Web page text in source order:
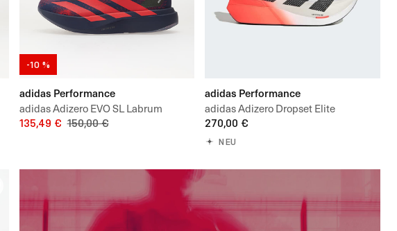
-10 %
adidas Performance
adidas Adizero EVO SL Labrum
135,49 € 150,00 €
adidas Performance
adidas Adizero Dropset Elite
270,00 €
NEU